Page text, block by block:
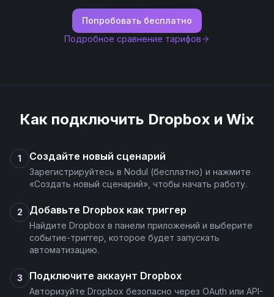
Попробовать бесплатно
Подробное сравнение тарифов
Как подключить Dropbox и Wix
1 Создайте новый сценарий
Зарегистрируйтесь в Nodul (бесплатно) и нажмите
«Создать новый сценарий», чтобы начать работу.
2 Добавьте Dropbox как триггер
Найдите Dropbox в панели приложений и выберите
событие-триггер, которое будет запускать
автоматизацию.
3 Подключите аккаунт Dropbox
Авторизуйте Dropbox безопасно через OAuth или API-